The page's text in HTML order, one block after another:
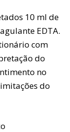
10 ml de
EDTA.
com
do
no
do